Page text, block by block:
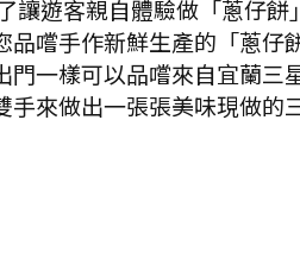
遊客親自體驗做「蔥仔
嚐手作新鮮生產的「蔥
一樣可以品嚐來自宜蘭三
來做出一張張美味現做